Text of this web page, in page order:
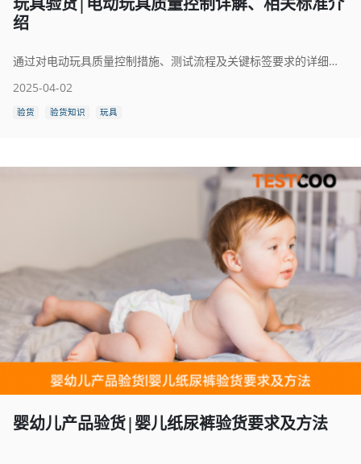
绍
通过对电动玩具质量控制措施、测试流程及关键标签要求的详细解析，本指南将助您驾驭复杂的电动玩具安全领域，为全球儿童营造安全且愉快的玩耍环境。
2025-04-02
验货 验货知识 玩具
婴幼儿产品验货|婴儿纸尿裤验货要求及方法